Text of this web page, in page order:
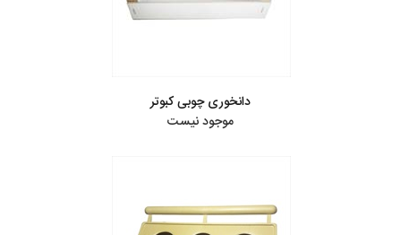
دانخوری چوبی کبوتر
موجود نیست